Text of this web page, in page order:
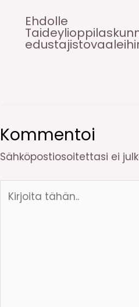
Ehdolle
Kommentoi
Sähköpostiosoitettasi ei
tähän..